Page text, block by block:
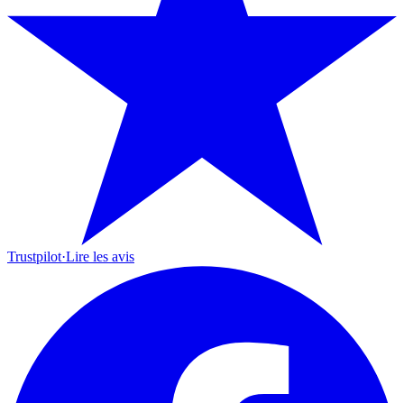
Trustpilot·Lire les avis